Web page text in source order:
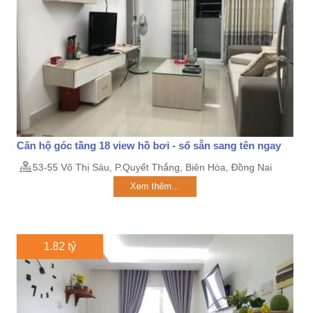
Căn hộ góc tầng 18 view hồ bơi - sổ sẵn sang tên ngay
53-55 Võ Thị Sáu, P.Quyết Thắng, Biên Hòa, Đồng Nai
Xem thêm...
1.82 tỷ